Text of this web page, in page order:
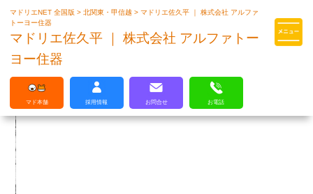
マドリエはLIXILの厳しい基準を
マドリエNET 全国版>北関東・甲信越>マドリエ佐久平 ｜ 株式会社 アルファ
トーヨー住器
マドリエ佐久平 ｜ 株式会社 アルファトー
ヨー住器
マド本舗 採用情報 お問合せ お電話